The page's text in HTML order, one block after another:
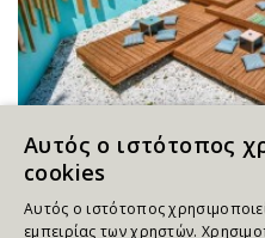
Καλοκαιρινή έξοδος στην
Αυτός ο ιστότοπος
cookies
Αυτός ο ιστότοπος
εμπειρίας των χρηστών.